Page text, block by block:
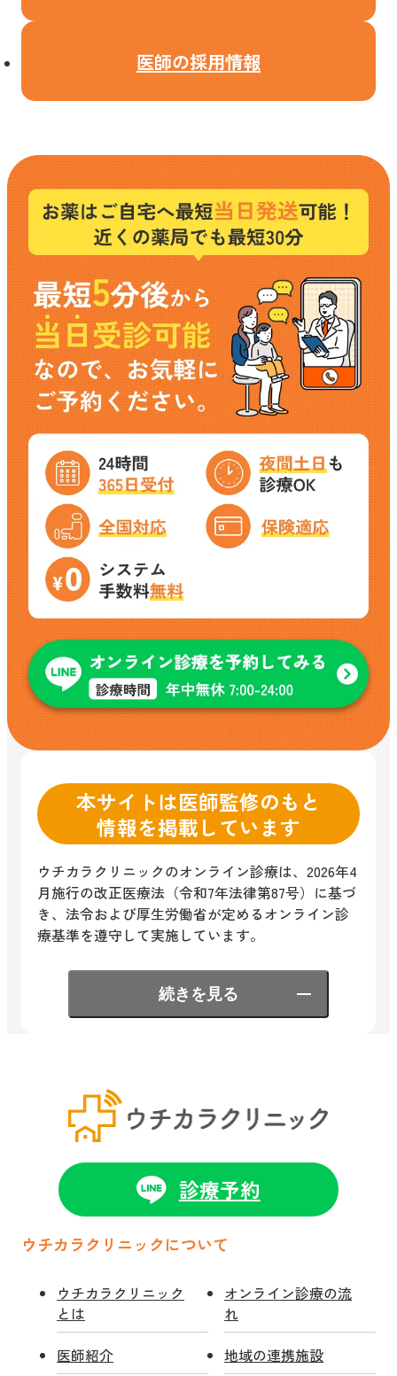
医師の採用情報
本サイトは医師監修のもと
情報を掲載しています
ウチカラクリニックのオンライン診療は、2026年4
月施行の改正医療法（令和7年法律第87号）に基づ
き、法令および厚生労働省が定めるオンライン診
療基準を遵守して実施しています。
続きを見る
診療予約
ウチカラクリニックについて
ウチカラクリニック
とは
オンライン診療の流
れ
医師紹介 地域の連携施設